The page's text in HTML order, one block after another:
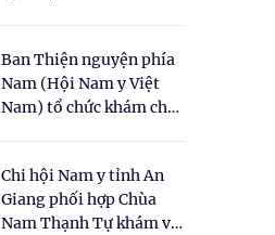
Ban Thiện nguyện phía
Nam (Hội Nam y Việt
Nam) tổ chức khám chữa
dân tại xã Tân Tập
Chi hội Nam y tỉnh An
Giang phối hợp Chùa
Nam Thạnh Tự khám và